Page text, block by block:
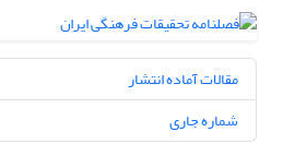
مقالات آماده انتشار
شماره جاری